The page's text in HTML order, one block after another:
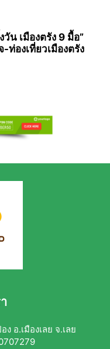
น เมืองตรัง 9 มื้อ”
ท่องเที่ยวเมืองตรัง
อ.เมืองเลย จ.เลย